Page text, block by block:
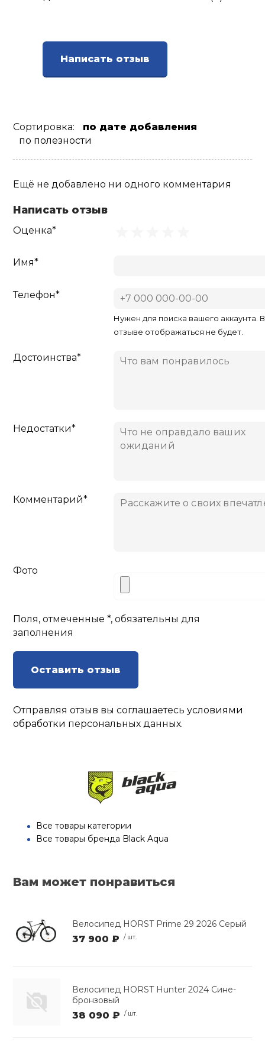
Написать отзыв
Сортировка:
по дате добавления
по полезности
Ещё не добавлено ни одного комментария
Написать отзыв
Оценка*
Имя*
Телефон*
Нужен для поиска вашего аккаунта. В
отзыве отображаться не будет.
Достоинства*
Недостатки*
Комментарий*
Фото
Поля, отмеченные *, обязательны для
заполнения
Оставить отзыв
Отправляя отзыв вы соглашаетесьусловиями
обработки персональных данных.
Все товары категории
Все товары бренда Black Aqua
Вам может понравиться
Велосипед HORST Prime 29 2026 Серый
37 900 ₽ / шт.
Велосипед HORST Hunter 2024 Сине-
бронзовый
38 090 ₽ / шт.